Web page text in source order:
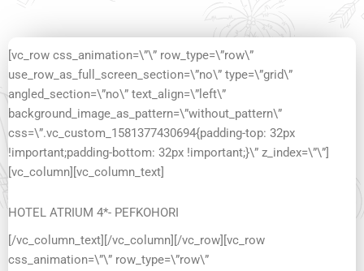
[vc_row css_animation=\”\” row_type=\”row\”
use_row_as_full_screen_section=\”no\” type=\”grid\”
angled_section=\”no\” text_align=\”left\”
background_image_as_pattern=\”without_pattern\”
css=\”.vc_custom_1581377430694{padding-top: 32px
!important;padding-bottom: 32px !important;}\” z_index=\”\”]
[vc_column][vc_column_text]
HOTEL ATRIUM 4*- PEFKOHORI
[/vc_column_text][/vc_column][/vc_row][vc_row
css_animation=\”\” row_type=\”row\”